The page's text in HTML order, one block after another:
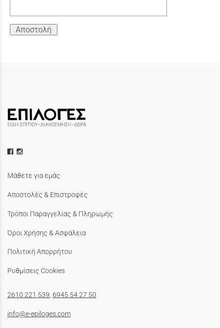
Αποστολή
Μάθετε για εμάς
Αποστολές & Επιστροφές
Τρόποι Παραγγελίας & Πληρωμής
Όροι Χρήσης & Ασφάλεια
Πολιτική Απορρήτου
Ρυθμίσεις Cookies
2610 221 539 6945 54 27 50
info@e-epiloges.com